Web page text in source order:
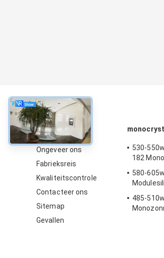
Over
Ongeveer ons
Fabrieksreis
Kwaliteitscontrole
Contacteer ons
Sitemap
Gevallen
530-
182
580-
485-